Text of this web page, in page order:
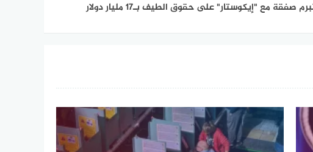
مع "إيكوستار" على حقوق الطيف بـ17 مليار دولار